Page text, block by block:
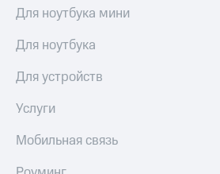
Реквизиты
Контакты
развитие
деловая этика
На главную
Для ноутбука мини
Для ноутбука
Для устройств
Услуги
Мобильная связь